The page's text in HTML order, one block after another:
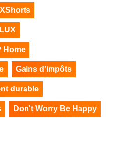
Home
Gains d'impôts
durable
Don't Worry Be Happy